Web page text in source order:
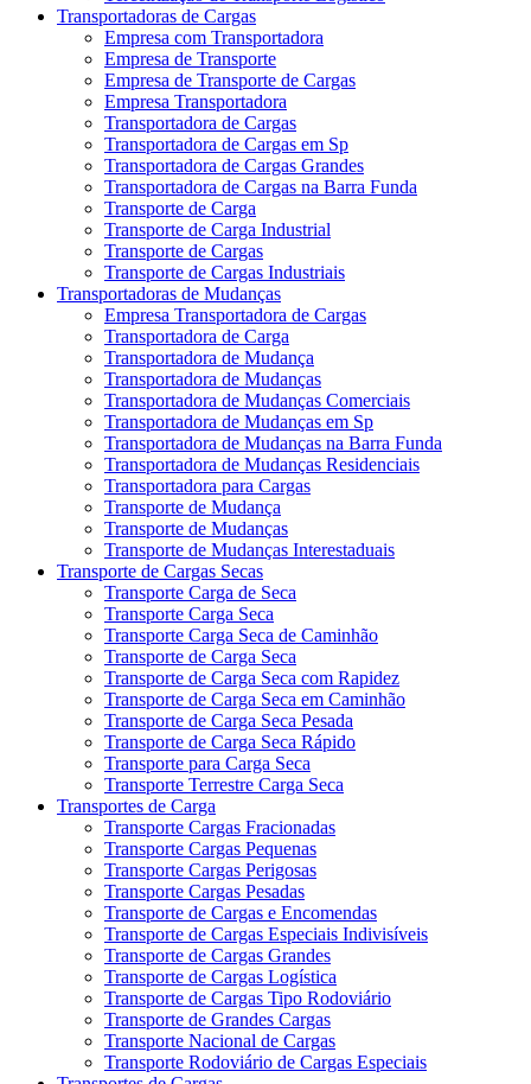
Transportadoras de Cargas
Empresa com Transportadora
Empresa de Transporte
Empresa de Transporte de Cargas
Empresa Transportadora
Transportadora de Cargas
Transportadora de Cargas em Sp
Transportadora de Cargas Grandes
Transportadora de Cargas na Barra Funda
Transporte de Carga
Transporte de Carga Industrial
Transporte de Cargas
Transporte de Cargas Industriais
Transportadoras de Mudanças
Empresa Transportadora de Cargas
Transportadora de Carga
Transportadora de Mudança
Transportadora de Mudanças
Transportadora de Mudanças Comerciais
Transportadora de Mudanças em Sp
Transportadora de Mudanças na Barra Funda
Transportadora de Mudanças Residenciais
Transportadora para Cargas
Transporte de Mudança
Transporte de Mudanças
Transporte de Mudanças Interestaduais
Transporte de Cargas Secas
Transporte Carga de Seca
Transporte Carga Seca
Transporte Carga Seca de Caminhão
Transporte de Carga Seca
Transporte de Carga Seca com Rapidez
Transporte de Carga Seca em Caminhão
Transporte de Carga Seca Pesada
Transporte de Carga Seca Rápido
Transporte para Carga Seca
Transporte Terrestre Carga Seca
Transportes de Carga
Transporte Cargas Fracionadas
Transporte Cargas Pequenas
Transporte Cargas Perigosas
Transporte Cargas Pesadas
Transporte de Cargas e Encomendas
Transporte de Cargas Especiais Indivisíveis
Transporte de Cargas Grandes
Transporte de Cargas Logística
Transporte de Cargas Tipo Rodoviário
Transporte de Grandes Cargas
Transporte Nacional de Cargas
Transporte Rodoviário de Cargas Especiais